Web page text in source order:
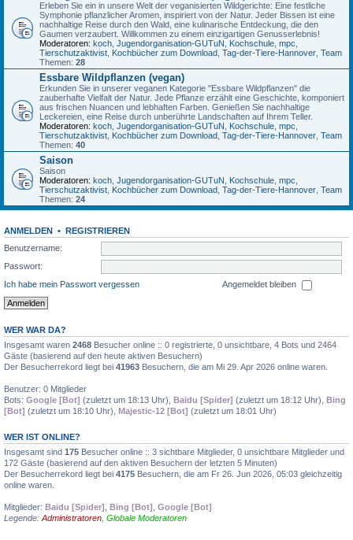
Erleben Sie ein in unsere Welt der veganisierten Wildgerichte: Eine festliche
Symphonie pflanzlicher Aromen, inspiriert von der Natur. Jeder Bissen ist eine
nachhaltige Reise durch den Wald, eine kulinarische Entdeckung, die den
Gaumen verzaubert. Willkommen zu einem einzigartigen Genusserlebnis!
Moderatoren: koch Jugendorganisation-GUTuN Kochschule mpc
Tierschutzaktivist Kochbücher zum Download Tag-der-Tiere-Hannover Team
Themen: 28
Essbare Wildpflanzen (vegan)
Erkunden Sie in unserer veganen Kategorie "Essbare Wildpflanzen" die
zauberhafte Vielfalt der Natur. Jede Pflanze erzählt eine Geschichte, komponiert
aus frischen Nuancen und lebhaften Farben. Genießen Sie nachhaltige
Leckereien, eine Reise durch unberührte Landschaften auf Ihrem Teller.
Moderatoren: koch Jugendorganisation-GUTuN Kochschule mpc
Tierschutzaktivist Kochbücher zum Download Tag-der-Tiere-Hannover Team
Themen: 40
Saison
Saison
Moderatoren: koch Jugendorganisation-GUTuN Kochschule mpc
Tierschutzaktivist Kochbücher zum Download Tag-der-Tiere-Hannover Team
Themen: 24
ANMELDEN • REGISTRIEREN
Benutzername:
Passwort:
Ich habe mein Passwort vergessen
Angemeldet bleiben
WER WAR DA?
Insgesamt waren 2468 Besucher online :: 0 registrierte, 0 unsichtbare, 4 Bots und 2464
Gäste (basierend auf den heute aktiven Besuchern)
Der Besucherrekord liegt bei 41963 Besuchern, die am Mi 29. Apr 2026 online waren.
Benutzer: 0 Mitglieder
Bots: Google [Bot] (zuletzt um 18:13 Uhr), Baidu [Spider] (zuletzt um 18:12 Uhr), Bing
[Bot] (zuletzt um 18:10 Uhr), Majestic-12 [Bot] (zuletzt um 18:01 Uhr)
WER IST ONLINE?
Insgesamt sind 175 Besucher online :: 3 sichtbare Mitglieder, 0 unsichtbare Mitglieder und
172 Gäste (basierend auf den aktiven Besuchern der letzten 5 Minuten)
Der Besucherrekord liegt bei 4175 Besuchern, die am Fr 26. Jun 2026, 05:03 gleichzeitig
online waren.
Mitglieder: Baidu [Spider] Bing [Bot] Google [Bot]
Legende: Administratoren Globale Moderatoren